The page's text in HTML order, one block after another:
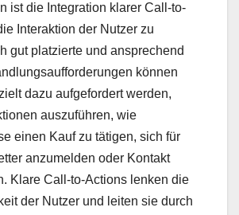
ist die Integration klarer Call-to-
Interaktion der Nutzer zu
gut platzierte und ansprechend
können
dazu aufgefordert werden,
auszuführen, wie
einen Kauf zu tätigen, sich für
anzumelden oder Kontakt
Klare Call-to-Actions lenken die
der Nutzer und leiten sie durch